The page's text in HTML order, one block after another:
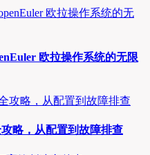
欧拉操作系统的无限
略，从配置到故障排查